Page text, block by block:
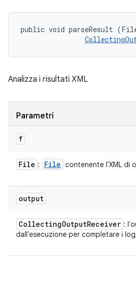
public void parseResult
Analizza i risultati XML
Parametri
f
File : File contenente l'XML di
output
CollectingOutputReceiver :
dall'esecuzione per completare i